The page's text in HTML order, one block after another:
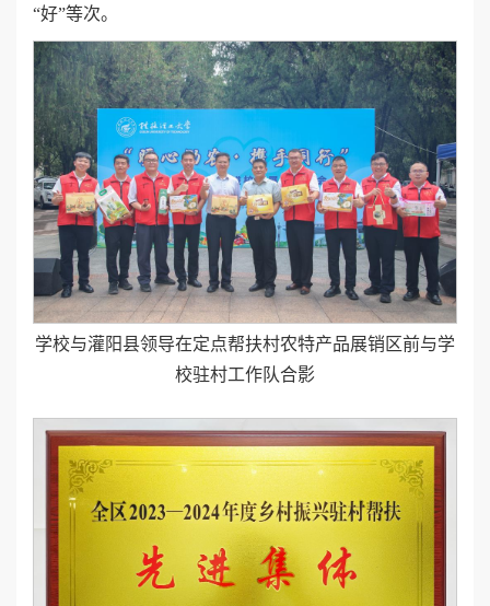
“好”等次。
学校与灌阳县领导在定点帮扶村农特产品展销区前与学
校驻村工作队合影